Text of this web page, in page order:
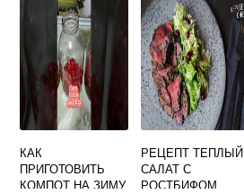
КАК
ПРИГОТОВИТЬ
КОМПОТ НА ЗИМУ
РЕЦЕПТ ТЕПЛЫЙ
САЛАТ С
РОСТБИФОМ